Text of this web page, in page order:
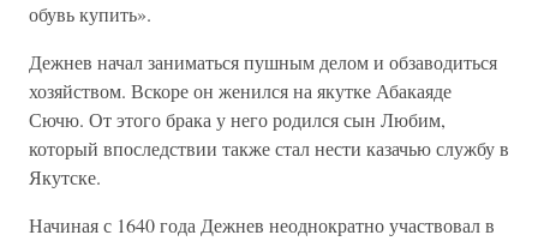
обувь купить».
Дежнев начал заниматься пушным делом и обзаводиться
хозяйством. Вскоре он женился на якутке Абакаяде
Сючю. От этого брака у него родился сын Любим,
который впоследствии также стал нести казачью службу в
Якутске.
Начиная с 1640 года Дежнев неоднократно участвовал в